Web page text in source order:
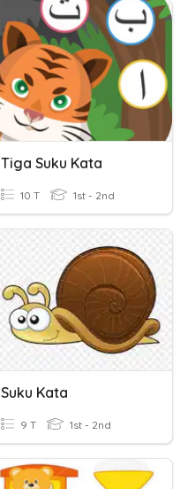
Tiga Suku Kata
10 T 1st - 2nd
Suku Kata
9 T 1st - 2nd